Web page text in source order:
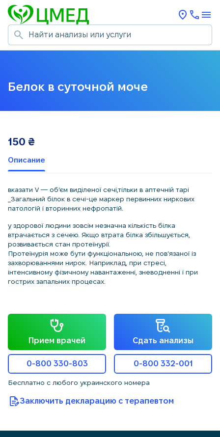
Белок в суточной моче
Описание
вказати V — об’єм виділеної сечі,тільки в аптечній тарі
_Загальний білок в сечі-це маркер первинних ниркових
патологій і вторинних нефропатій.
у здорової людини зовсім незначна кількість білка
втрачається з сечею. Якщо втрата білка збільшується,
розвивається стан протеїнурії.
Протеїнурія може бути функціональною, не пов’язаної із
захворюваннями нирок. Наприклад, при стресі,
інтенсивному фізичному навантаженні, зневодненні і при
гострих запальних процесах.
150 ₴
Прием врачей Сдать анализы
0-800 330-803 0-800 332-001
Бесплатно с любого украинского номера
Заключить декларацию с терапевтом